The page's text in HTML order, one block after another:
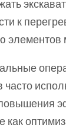
к
часто
как